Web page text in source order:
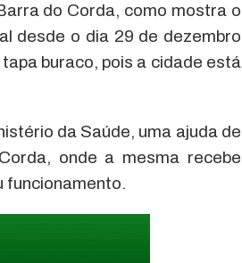
do Corda, como mostra o
desde o dia 29 de dezembro
buraco, pois a cidade está
da Saúde, uma ajuda de
onde a mesma recebe
funcionamento.